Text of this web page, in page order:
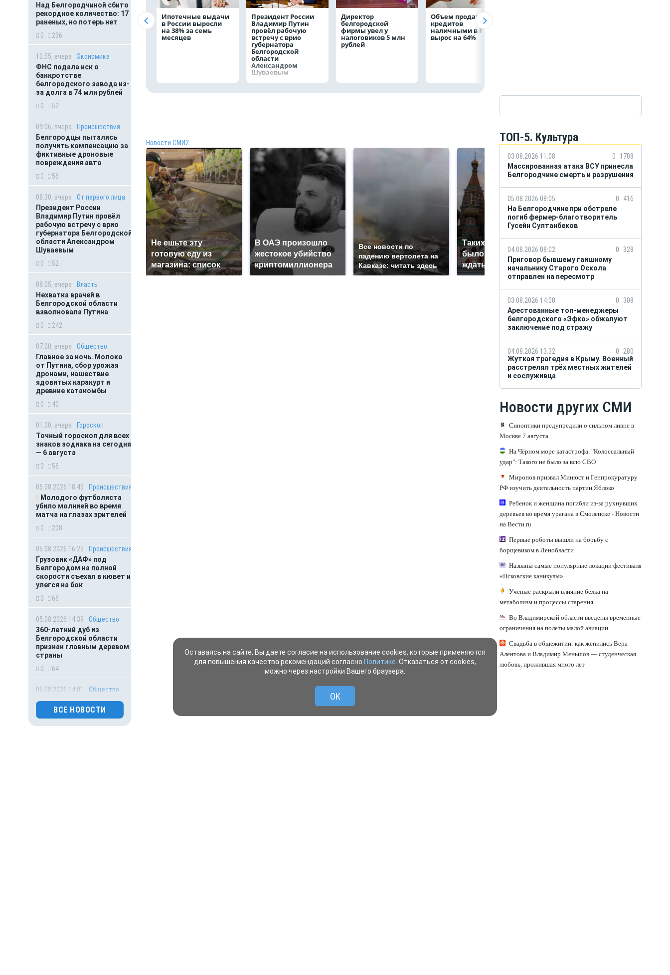
Над Белгородчиной сбито
рекордное количество: 17
раненых, но потерь нет
0
236
10:55, вчера
Экономика
ФНС подала иск о
банкротстве
белгородского завода из-
за долга в 74 млн рублей
0
52
09:06, вчера
Происшествия
Белгородцы пытались
получить компенсацию за
фиктивные дроновые
повреждения авто
0
56
08:30, вчера
От первого лица
Президент России
Владимир Путин провёл
рабочую встречу с врио
губернатора Белгородской
области Александром
Шуваевым
0
52
08:05, вчера
Власть
Нехватка врачей в
Белгородской области
взволновала Путина
0
242
07:00, вчера
Общество
Главное за ночь. Молоко
от Путина, сбор урожая
дронами, нашествие
ядовитых каракурт и
древние катакомбы
0
40
01:00, вчера
Гороскоп
Точный гороскоп для всех
знаков зодиака на сегодня
— 6 августа
0
56
05.08.2026 18:45
Происшествия
Молодого футболиста
убило молнией во время
матча на глазах зрителей
0
208
05.08.2026 16:25
Происшествия
Грузовик «ДАФ» под
Белгородом на полной
скорости съехал в кювет и
улегся на бок
0
66
05.08.2026 14:39
Общество
360-летний дуб из
Белгородской области
признан главным деревом
страны
0
64
05.08.2026 14:01
Общество
Выяснилось, кто не
сможет получить
загранпаспорт через МФЦ
ВСЕ НОВОСТИ
Ипотечные выдачи
в России выросли
на 38% за семь
месяцев
Президент России
Владимир Путин
провёл рабочую
встречу с врио
губернатора
Белгородской
области
Александром
Шуваевым
Директор
белгородской
фирмы увел у
налоговиков 5 млн
рублей
Объем продаж
кредитов
наличными в России
вырос на 64%
Новости СМИ2
Не ешьте эту
готовую еду из
магазина: список
В ОАЭ произошло
жестокое убийство
криптомиллионера
Все новости по
падению вертолета на
Кавказе: читать здесь
Таких событий не
было с 1945: чего
ждать всем нам?
В магазинах России
продукта: что купить?
ТОП-5. Культура
03.08.2026 11:08 0
1788
Массированная атака ВСУ принесла
Белгородчине смерть и разрушения
05.08.2026 08:05 0
416
На Белгородчине при обстреле
погиб фермер-благотворитель
Гусейн Султанбеков
04.08.2026 08:02 0
328
Приговор бывшему гаишному
начальнику Старого Оскола
отправлен на пересмотр
03.08.2026 14:00 0
308
Арестованные топ-менеджеры
белгородского «Эфко» обжалуют
заключение под стражу
04.08.2026 13:32 0
280
Жуткая трагедия в Крыму. Военный
расстрелял трёх местных жителей
и сослуживца
Новости других СМИ
Синоптики предупредили о сильном ливне в
Москве 7 августа
На Чёрном море катастрофа. "Колоссальный
удар": Такого не было за всю СВО
Миронов призвал Минюст и Генпрокуратуру
РФ изучить деятельность партии Яблоко
Ребенок и женщина погибли из-за рухнувших
деревьев во время урагана в Смоленске - Новости
на Вести.ru
Первые роботы вышли на борьбу с
борщевиком в Ленобласти
Названы самые популярные локации фестиваля
«Псковские каникулы»
Ученые раскрыли влияние белка на
метаболизм и процессы старения
Во Владимирской области введены временные
ограничения на полеты малой авиации
Свадьба в общежитии: как женились Вера
Алентова и Владимир Меньшов — студенческая
любовь, прожившая много лет
Оставаясь на сайте, Вы даете согласие на использование cookies, которые применяются
для повышения качества рекомендаций согласно Политике . Отказаться от cookies,
можно через настройки Вашего браузера.
OK